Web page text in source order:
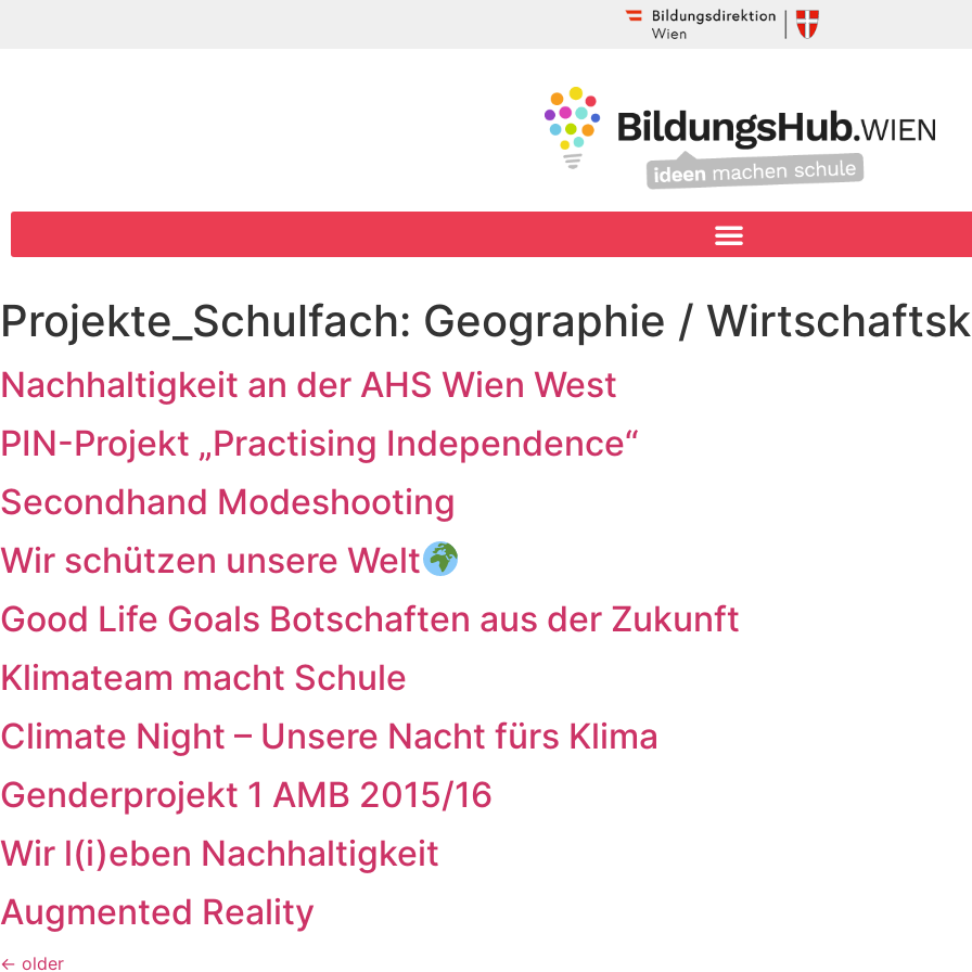
Projekte_Schulfach: Geographie /
Nachhaltigkeit an der AHS Wien West
PIN-Projekt „Practising Independence“
Secondhand Modeshooting
Wir schützen unsere Welt
Good Life Goals Botschaften aus der Zukunft
Klimateam macht Schule
Climate Night – Unsere Nacht fürs Klima
Genderprojekt 1 AMB 2015/16
Wir l(i)eben Nachhaltigkeit
Augmented Reality
← older